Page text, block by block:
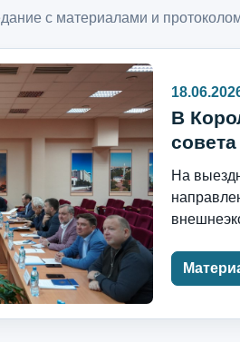
с материалами и
В
На